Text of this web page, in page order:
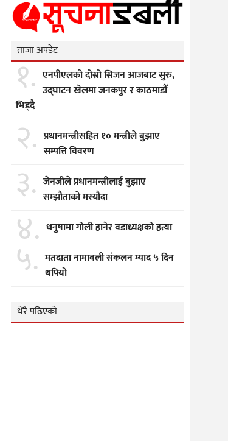
ताजा अपडेट
१. एनपीएलको दोस्रो सिजन आजबाट सुरु,
उद्घाटन खेलमा जनकपुर र काठमाडौँ
भिड्दै
२. प्रधानमन्त्रीसहित १० मन्त्रीले बुझाए
सम्पत्ति विवरण
३. जेनजीले प्रधानमन्त्रीलाई बुझाए
सम्झाैताकाे मस्याैदा
४. धनुषामा गोली हानेर वडाध्यक्षको हत्या
५. मतदाता नामावली संकलन म्याद ५ दिन
थपियो
धेरै पढिएको